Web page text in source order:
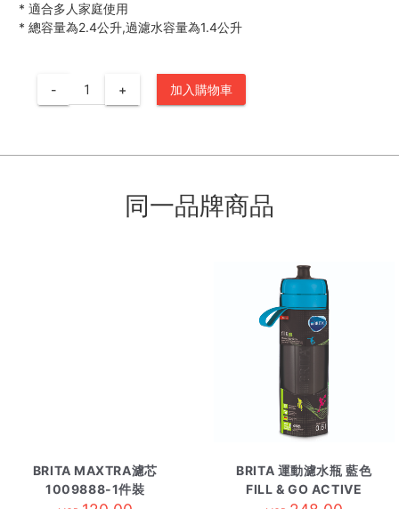
* 適合多人家庭使用
* 總容量為2.4公升,過濾水容量為1.4公升
- + 加入購物車
同一品牌商品
BRITA MAXTRA濾芯
1009888-1件裝
BRITA 運動濾水瓶 藍色
FILL & GO ACTIVE